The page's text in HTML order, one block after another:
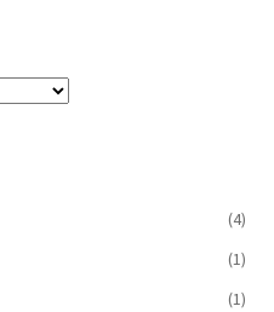
(4)
(1)
(1)